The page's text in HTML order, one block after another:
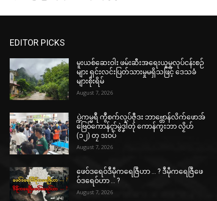
EDITOR PICKS
မူးယစ်ဆေးဝါး ဖမ်းဆီးအရေးယူမှုလုပ်ငန်းစဉ်
များ ရှင်းလင်းပြတ်သားမှုမရှိသဖြင့် ဒေသခံ
များစိုးရိမ်
August 7, 2026
ပ္ဍဲကမ္မရဳ ကွဳစက်လုပ်ဇီုဒး ဘာဗ္တောန်လိက်ဖောအ်
ဗြေဝ်ကောန်ၚာ်မွဲဒၞါဲတုဲ ကောန်ကွးဘာ လၟိဟ်
(၁၂) တၠ ဒးဝပ်
August 7, 2026
ဖေဝ်ဒရေဝ်ဒဳမဵုကရေဇြဳဟာ … ? ဒဳမဵုကရေဇြဳဖေ
ဝ်ဒရေဝ်ဟာ … ?
August 7, 2026